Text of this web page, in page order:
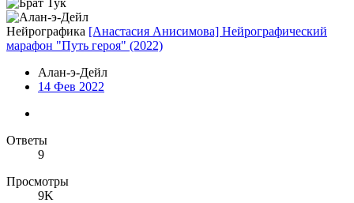
Нейрографика [Анастасия Анисимова] Нейрографический
марафон "Путь героя" (2022)
Алан-э-Дейл
14 Фев 2022
Ответы
9
Просмотры
9K